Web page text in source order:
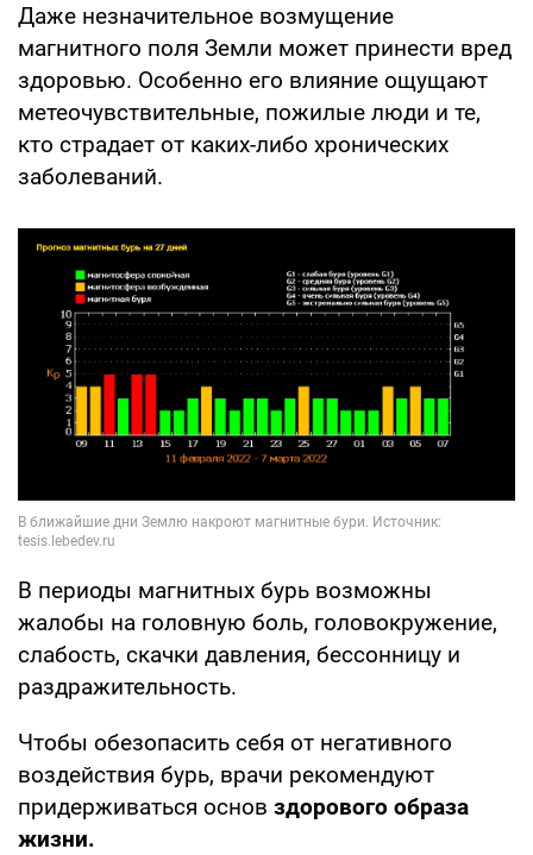
Даже незначительное возмущение
магнитного поля Земли может принести вред
здоровью. Особенно его влияние ощущают
метеочувствительные, пожилые люди и те,
кто страдает от каких-либо хронических
заболеваний.
В периоды магнитных бурь возможны
жалобы на головную боль, головокружение,
слабость, скачки давления, бессонницу и
раздражительность.
Чтобы обезопасить себя от негативного
воздействия бурь, врачи рекомендуют
придерживаться основ здорового образа
жизни.